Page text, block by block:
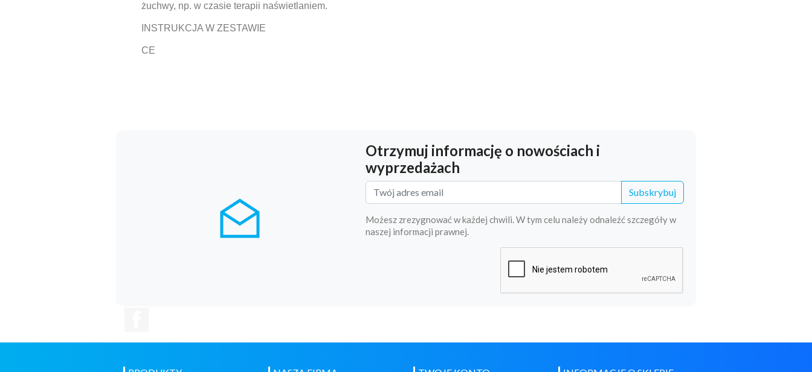
żuchwy, np. w czasie terapii naświetlaniem.
INSTRUKCJA W ZESTAWIE
CE
Otrzymuj informację o nowościach i
wyprzedażach
Subskrybuj
Możesz zrezygnować w każdej chwili. W tym celu należy odnaleźć szczegóły w
naszej informacji prawnej.